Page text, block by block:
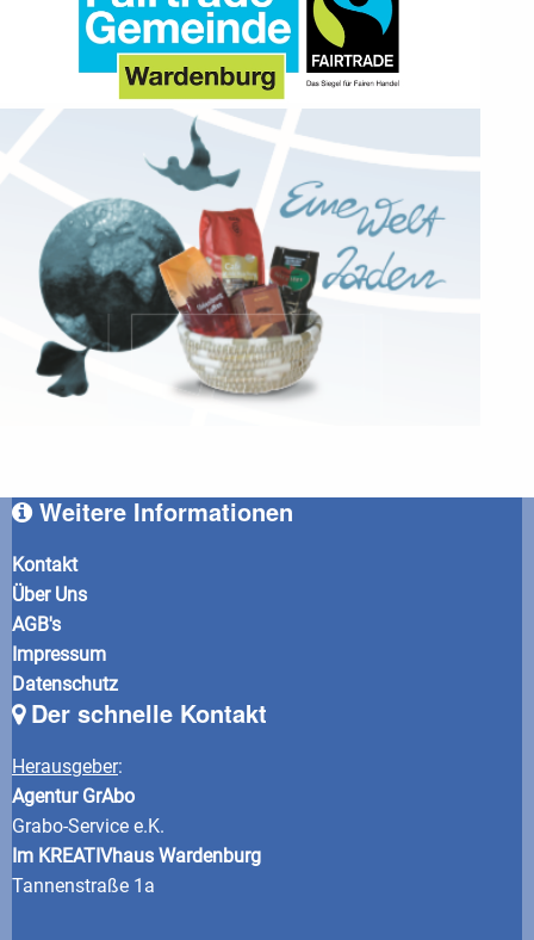
Weitere Informationen
Kontakt
Über Uns
AGB's
Impressum
Datenschutz
Der schnelle Kontakt
Herausgeber:
Agentur GrAbo
Grabo-Service e.K.
Im KREATIVhaus Wardenburg
Tannenstraße 1a